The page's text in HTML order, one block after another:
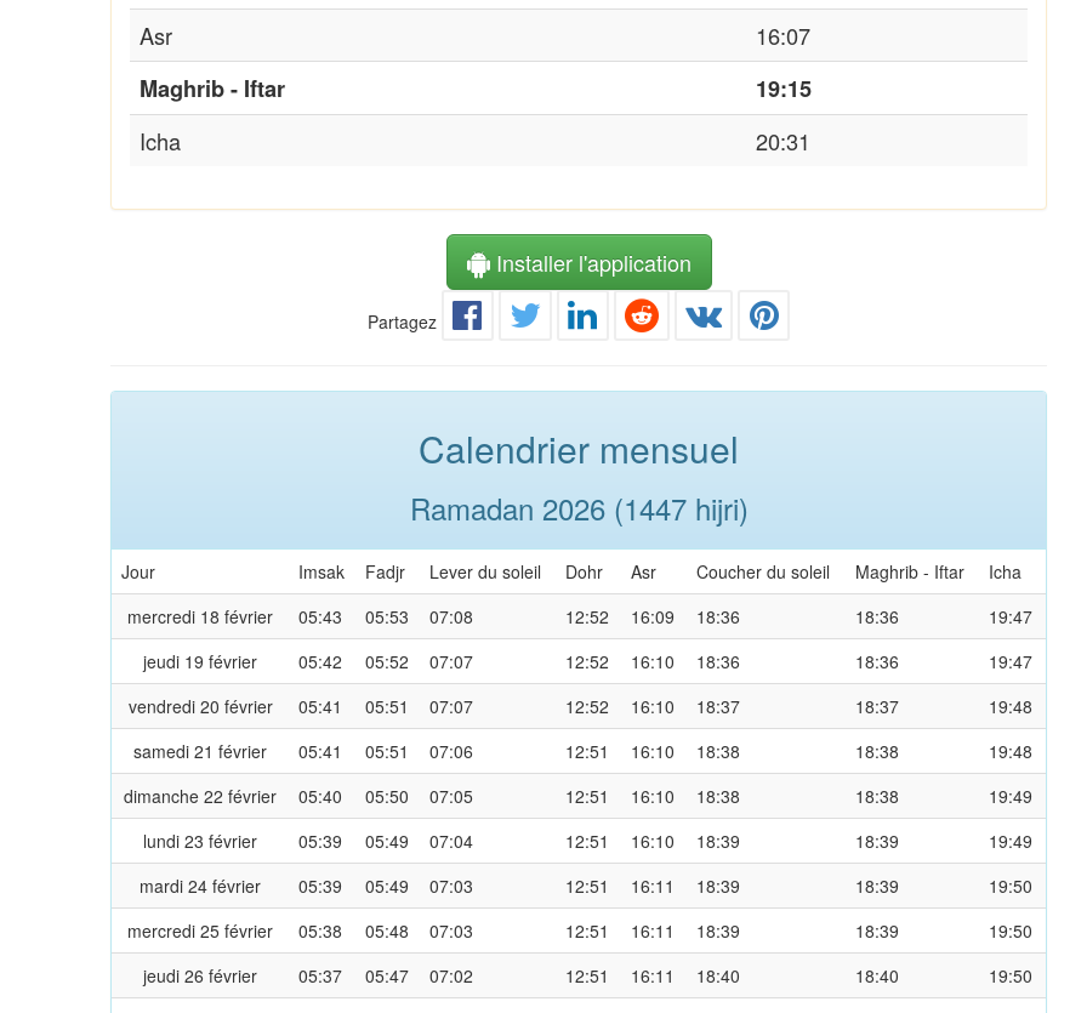
Asr
16:07
Maghrib - Iftar
19:15
Icha
20:31
Installer l'application
Partagez
Calendrier mensuel
Ramadan 2026 (1447 hijri)
Jour Imsak Fadjr Lever du soleil Dohr Asr Coucher du soleil Maghrib - Iftar
Icha
mercredi 18 février
05:43 05:53 07:08 12:52 16:09 18:36 18:36
19:47
jeudi 19 février
05:42 05:52 07:07 12:52 16:10 18:36 18:36
19:47
vendredi 20 février
05:41 05:51 07:07 12:52 16:10 18:37 18:37
19:48
samedi 21 février
05:41 05:51 07:06 12:51 16:10 18:38 18:38
19:48
dimanche 22 février
05:40 05:50 07:05 12:51 16:10 18:38 18:38
19:49
lundi 23 février
05:39 05:49 07:04 12:51 16:10 18:39 18:39
19:49
mardi 24 février
05:39 05:49 07:03 12:51 16:11 18:39 18:39
19:50
mercredi 25 février
05:38 05:48 07:03 12:51 16:11 18:39 18:39
19:50
jeudi 26 février
05:37 05:47 07:02 12:51 16:11 18:40 18:40
19:50